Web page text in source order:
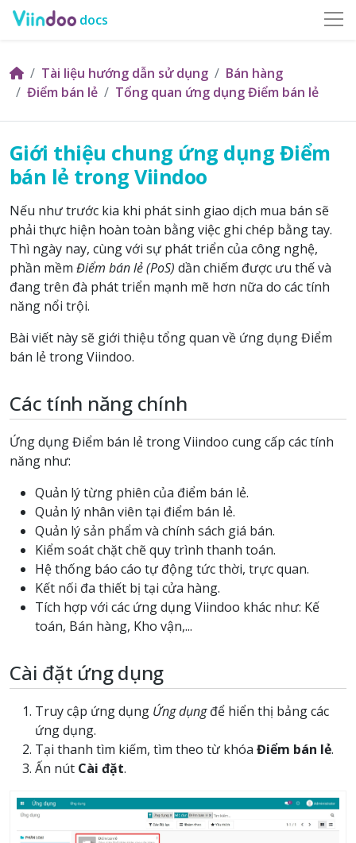
docs
Tài liệu hướng dẫn sử dụng
Bán hàng
Điểm bán lẻ
Tổng quan ứng dụng Điểm bán lẻ
Giới thiệu chung ứng dụng Điểm
bán lẻ trong Viindoo
Nếu như trước kia khi phát sinh giao dịch mua bán sẽ
phải thực hiện hoàn toàn bằng việc ghi chép bằng tay.
Thì ngày nay, cùng với sự phát triển của công nghệ,
phần mềm Điểm bán lẻ (PoS) dần chiếm được ưu thế và
đang trên đà phát triển mạnh mẽ hơn nữa do các tính
năng nổi trội.
Bài viết này sẽ giới thiệu tổng quan về ứng dụng Điểm
bán lẻ trong Viindoo.
Các tính năng chính
Ứng dụng Điểm bán lẻ trong Viindoo cung cấp các tính
năng như:
Quản lý từng phiên của điểm bán lẻ.
Quản lý nhân viên tại điểm bán lẻ.
Quản lý sản phẩm và chính sách giá bán.
Kiểm soát chặt chẽ quy trình thanh toán.
Hệ thống báo cáo tự động tức thời, trực quan.
Kết nối đa thiết bị tại cửa hàng.
Tích hợp với các ứng dụng Viindoo khác như: Kế
toán, Bán hàng, Kho vận,...
Cài đặt ứng dụng
Truy cập ứng dụng Ứng dụngđể hiển thị bảng các
ứng dụng.
Tại thanh tìm kiếm, tìm theo từ khóa Điểm bán lẻ.
Ấn nút Cài đặt.